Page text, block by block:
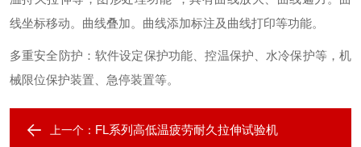
线坐标移动。曲线叠加。曲线添加标注及曲线打印等功能。
多重安全防护 ：软件设定保护功能、控温保护、水冷保护等，机
械限位保护装置、急停装置等。
上一个： FL系列高低温疲劳耐久拉伸试验机